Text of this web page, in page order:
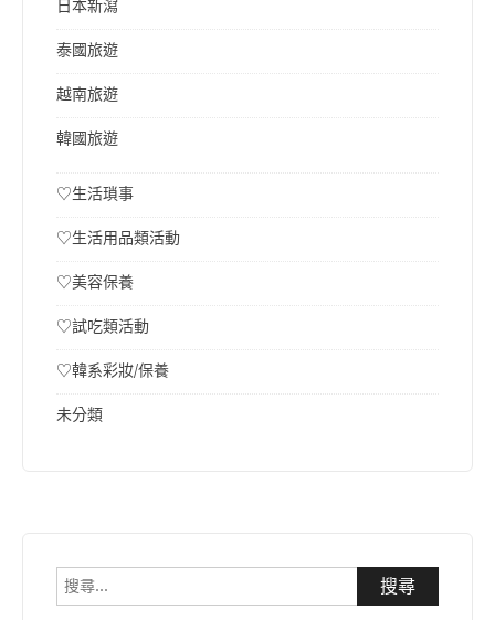
日本新瀉
泰國旅遊
越南旅遊
韓國旅遊
♡生活瑣事
♡生活用品類活動
♡美容保養
♡試吃類活動
♡韓系彩妝/保養
未分類
搜